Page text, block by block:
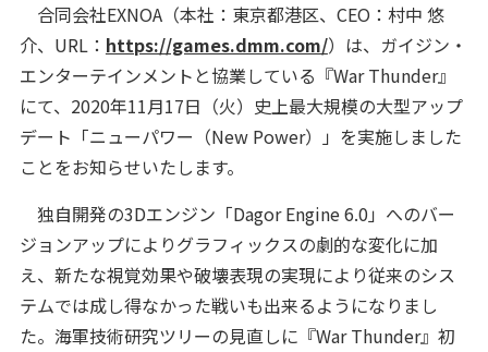
合同会社EXNOA（本社：東京都港区、CEO：村中 悠
介、URL： https://games.dmm.com/）は、ガイジン・
エンターテインメントと協業している『War Thunder』
にて、2020年11月17日（火）史上最大規模の大型アップ
デート「ニューパワー（New Power）」を実施しました
ことをお知らせいたします。
独自開発の3Dエンジン「Dagor Engine 6.0」へのバー
ジョンアップによりグラフィックスの劇的な変化に加
え、新たな視覚効果や破壊表現の実現により従来のシス
テムでは成し得なかった戦いも出来るようになりまし
た。海軍技術研究ツリーの見直しに『War Thunder』初